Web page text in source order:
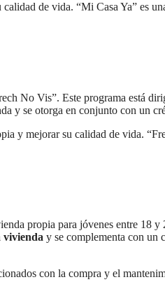
de vida. “Mi Casa Ya” es
No Vis”. Este programa está
y se otorga en conjunto con un
y mejorar su calidad de vida.
propia para jóvenes entre 18 y
vivienda y se complementa con un
con la compra y el